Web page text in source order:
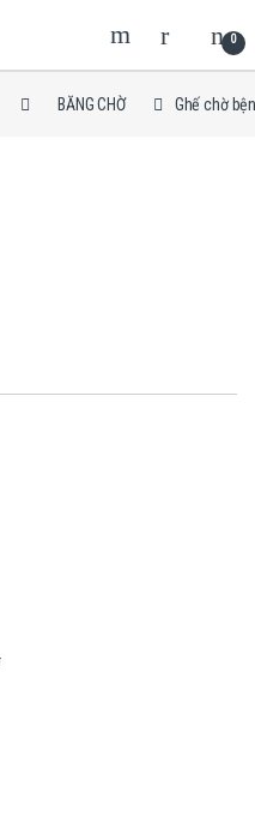
0
BĂNG CHỜ Ghế chờ